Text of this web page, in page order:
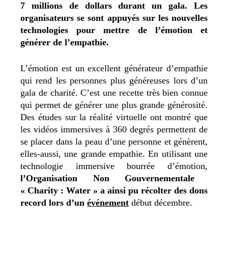
7 millions de dollars durant un gala. Les
organisateurs se sont appuyés sur les nouvelles
technologies pour mettre de l’émotion et
générer de l’empathie.
L’émotion est un excellent générateur d’empathie
qui rend les personnes plus généreuses lors d’un
gala de charité. C’est une recette très bien connue
qui permet de générer une plus grande générosité.
Des études sur la réalité virtuelle ont montré que
les vidéos immersives à 360 degrés permettent de
se placer dans la peau d’une personne et génèrent,
elles-aussi, une grande empathie. En utilisant une
technologie immersive bourrée d’émotion,
l’Organisation Non Gouvernementale
« Charity : Water » a ainsi pu récolter des dons
record lors d’un événement début décembre.